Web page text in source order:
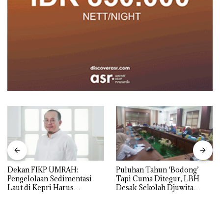
Dekan FIKP UMRAH:
Pengelolaan Sedimentasi
Laut di Kepri Harus
Puluhan Tahun ‘Bodong’
Tapi Cuma Ditegur, LBH
Desak Sekolah Djuwita